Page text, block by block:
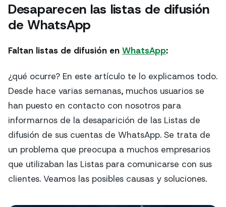
Desaparecen las listas de difusión
de WhatsApp
Faltan listas de difusión en WhatsApp:
¿qué ocurre? En este artículo te lo explicamos todo.
Desde hace varias semanas, muchos usuarios se
han puesto en contacto con nosotros para
informarnos de la desaparición de las Listas de
difusión de sus cuentas de WhatsApp. Se trata de
un problema que preocupa a muchos empresarios
que utilizaban las Listas para comunicarse con sus
clientes. Veamos las posibles causas y soluciones.